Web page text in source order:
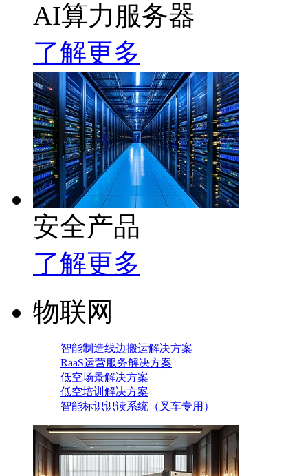
AI算力服务器
了解更多
安全产品
了解更多
物联网
智能制造线边搬运解决方案
RaaS运营服务解决方案
低空场景解决方案
低空培训解决方案
智能标识识读系统（叉车专用）